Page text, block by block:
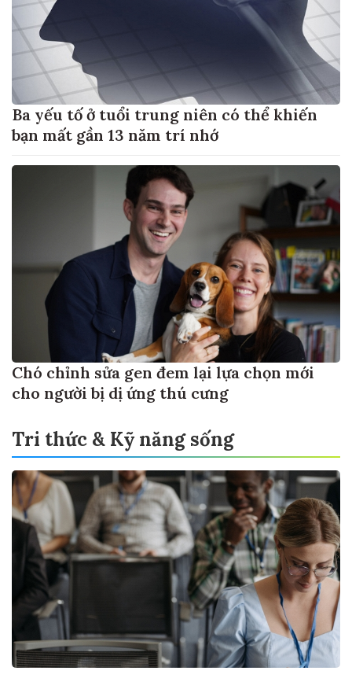
Ba yếu tố ở tuổi trung niên có thể khiến
bạn mất gần 13 năm trí nhớ
Chó chỉnh sửa gen đem lại lựa chọn mới
cho người bị dị ứng thú cưng
Tri thức & Kỹ năng sống